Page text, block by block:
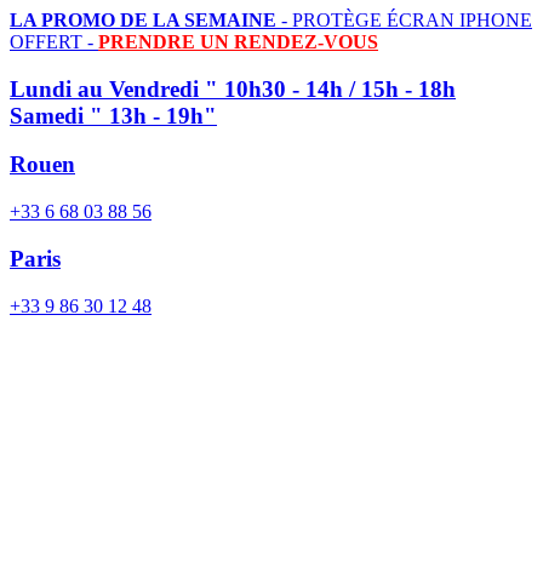
LA PROMO DE LA SEMAINE - PROTÈGE ÉCRAN IPHONE
OFFERT - PRENDRE UN RENDEZ-VOUS
Lundi au Vendredi " 10h30 - 14h / 15h - 18h
Samedi " 13h - 19h"
Rouen
+33 6 68 03 88 56
Paris
+33 9 86 30 12 48